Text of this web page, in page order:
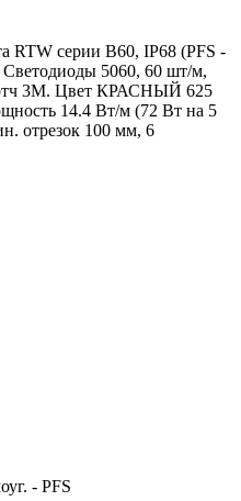
RTW серии B60, IP68 (PFS -
Светодиоды 5060, 60 шт/м,
3M. Цвет КРАСНЫЙ 625
14.4 Вт/м (72 Вт на 5
отрезок 100 мм, 6
- PFS